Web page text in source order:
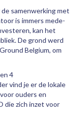
samenwerking met
is immers mede-
kan het
De grond werd
Belgium, om
4
vind je er de lokale
ouders en
die zich inzet voor